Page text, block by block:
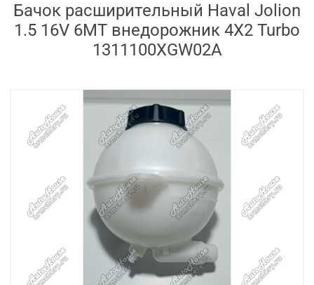
Бачок расширительный Haval Jolion
1.5 16V 6MT внедорожник 4X2 Turbo
1311100XGW02A